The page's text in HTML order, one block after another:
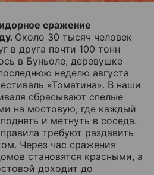
сражение
Около 30 тысяч человек
в друга почти 100 тонн
в Буньоле, деревушке
неделю августа
«Томатина». В наши
сбрасывают спелые
на мостовую, где каждый
и метнуть в соседа.
требуют раздавить
Через час сражения
становятся красными, а
доходит до